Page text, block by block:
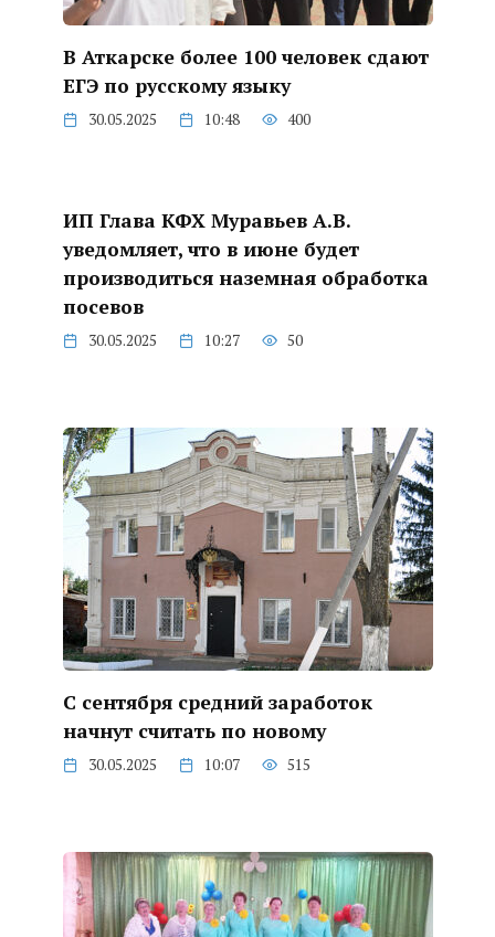
В Аткарске более 100 человек сдают
ЕГЭ по русскому языку
30.05.2025 10:48 400
ИП Глава КФХ Муравьев А.В.
уведомляет, что в июне будет
производиться наземная обработка
посевов
30.05.2025 10:27 50
С сентября средний заработок
начнут считать по новому
30.05.2025 10:07 515